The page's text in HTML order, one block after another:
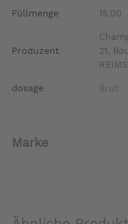
Füllmenge 15,00
Produzent
21,
dosage Brut
Marke